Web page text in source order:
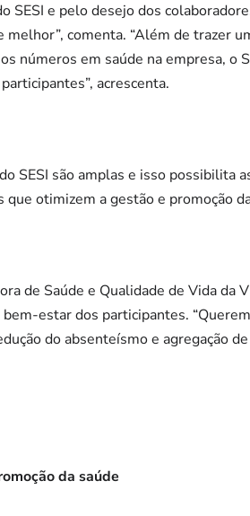
SESI e pelo desejo dos
melhor”, comenta. “Além de trazer
números em saúde na empresa, o
acrescenta.
SESI são amplas e isso possibilita
que otimizem a gestão e promoção
de Saúde e Qualidade de Vida
estar dos participantes.
do absenteísmo e agregação
da saúde